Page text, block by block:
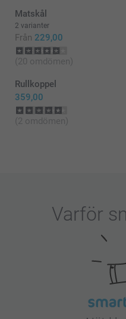
Matskål
2 varianter
Från 229,00
(20 omdömen)
Rullkoppel
359,00
(2 omdömen)
Varför